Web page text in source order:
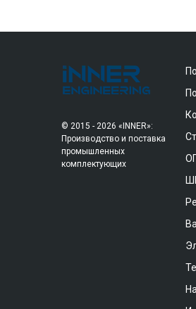
© 2015 - 2026 «INNER»:
Производство и поставка
промышленных
комплектующих